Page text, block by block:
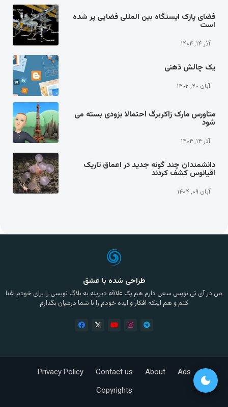
فضای پارک ایستگاه بین المللی فضایی پر شده
است
آذر ۱۴, ۱۴۰۴
یک چالش ذهنی
آبان ۲۰, ۱۴۰۲
متاورس مارک زاکربرگ احتمالا بزودی بسته می
شود
آذر ۱۴, ۱۴۰۴
دانشمندان چند گونه جدید در اعماق تاریک
اقیانوس کشف کردند
آبان ۰۹, ۱۴۰۴
طراحی شده با عشق
من در آی تی نویس سعی دارم هم یک علاقه دیرینه به بلاگ نویسی را برای خودم اغنا
کنم و هم اینکه افکار و ایده خودم را با شما درمیان بگذارم
Ads
About
Contact us
Privacy Policy
Copyrights
dark_mode